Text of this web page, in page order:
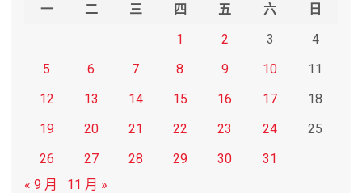
一 二 三 四 五 六
日
1
2 3
4
5
6 7 8 9 10
11
12
13 14 15 16 17
18
19
20 21 22 23 24
25
26
27 28 29 30
31
« 9 月
11 月 »